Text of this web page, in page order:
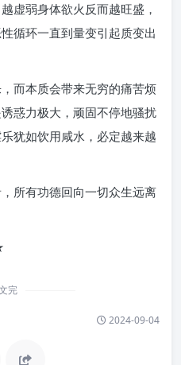
虚弱身体欲火反而越旺盛，
循环一直到量变引起质变出
而本质会带来无穷的痛苦烦
惑力极大，顽固不停地骚扰
犹如饮用咸水，必定越来越
所有功德回向一切众生远离
完
2024-09-04